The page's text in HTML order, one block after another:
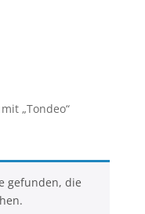
„Tondeo“
gefunden, die